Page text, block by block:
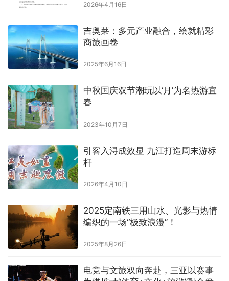
2026年4月16日
吉奥莱：多元产业融合，绘就精彩
商旅画卷
2025年6月16日
中秋国庆双节潮玩以‘月’为名热游宜
春
2023年10月7日
引客入浔成效显 九江打造周末游标
杆
2026年4月10日
2025定南铁三用山水、光影与热情
编织的一场“极致浪漫”！
2025年8月26日
电竞与文旅双向奔赴，三亚以赛事